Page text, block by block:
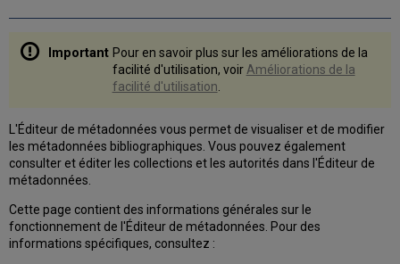
le
Panneau
de
modification
de
l'Éditeur
de
métadonnées
En-
Pour en savoir plus sur les améliorations de la
facilité d'utilisation, voir Améliorations de la
facilité d'utilisation
L'Éditeur de métadonnées vous permet de visualiser et de modifier
les métadonnées bibliographiques. Vous pouvez également
consulter et éditer les collections et les autorités dans l'Éditeur de
métadonnées.
Cette page contient des informations générales sur le
fonctionnement de l'Éditeur de métadonnées. Pour des
informations spécifiques, consultez :